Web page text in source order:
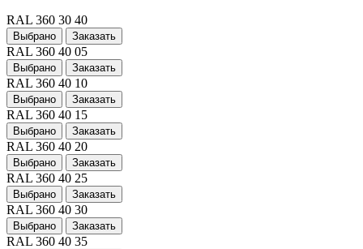
RAL 360 30 40
Выбрано Заказать
RAL 360 40 05
Выбрано Заказать
RAL 360 40 10
Выбрано Заказать
RAL 360 40 15
Выбрано Заказать
RAL 360 40 20
Выбрано Заказать
RAL 360 40 25
Выбрано Заказать
RAL 360 40 30
Выбрано Заказать
RAL 360 40 35